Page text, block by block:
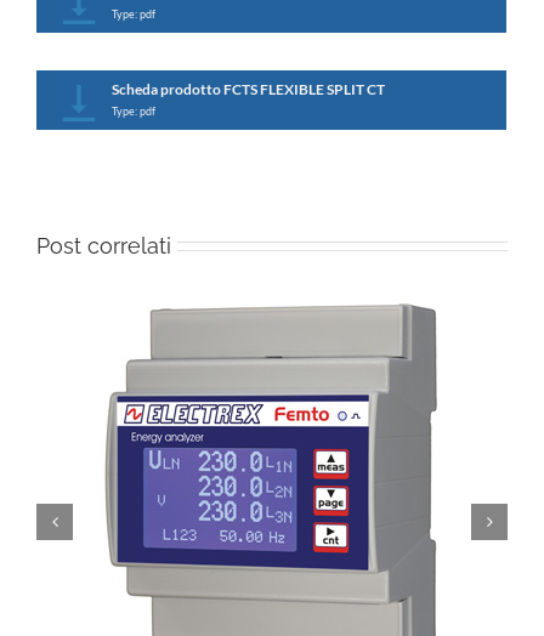
Type: pdf
Scheda prodotto FCTS FLEXIBLE SPLIT CT
Type: pdf
Post correlati